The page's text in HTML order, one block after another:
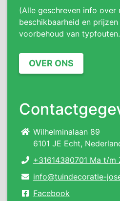
(Alle geschreven info over
beschikbaarheid en
voorbehoud van
OVER ONS
Wilhelminalaan 89
6101 JE Echt,
+31614380701 Ma t/m
info@tuindecoratie-
Facebook